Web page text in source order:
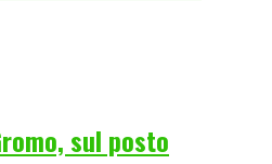
sul posto